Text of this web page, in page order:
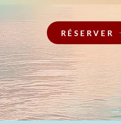
RÉSERVER